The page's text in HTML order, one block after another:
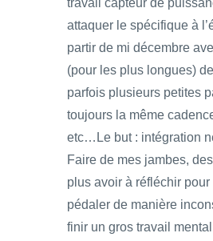
attaquer le spécifique à
partir de mi décembre
(pour les plus longues)
parfois plusieurs petites
toujours la même
etc…Le but : intégration
Faire de mes jambes,
plus avoir à réfléchir pour
pédaler de manière
finir un gros travail